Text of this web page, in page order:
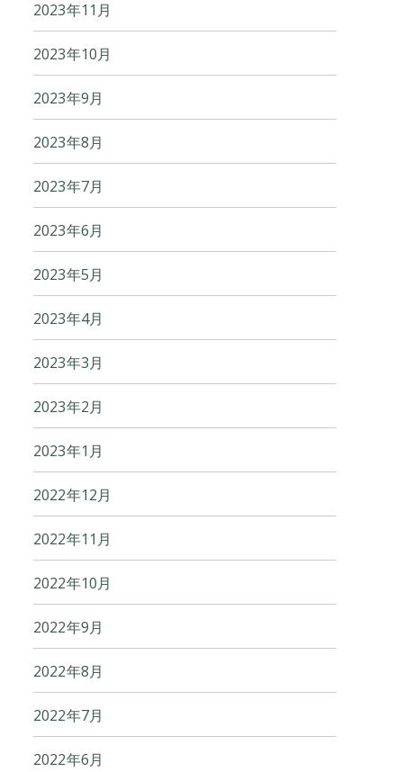
2023年11月
2023年10月
2023年9月
2023年8月
2023年7月
2023年6月
2023年5月
2023年4月
2023年3月
2023年2月
2023年1月
2022年12月
2022年11月
2022年10月
2022年9月
2022年8月
2022年7月
2022年6月